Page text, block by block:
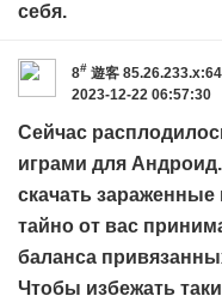
себя.
8# 遊客
2023-12-22 06:57:30
Сейчас
играми для
скачать
тайно от вас
баланса
Чтобы избежать